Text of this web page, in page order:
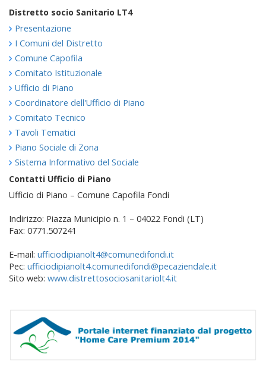
Distretto socio Sanitario LT4
Presentazione
I Comuni del Distretto
Comune Capofila
Comitato Istituzionale
Ufficio di Piano
Coordinatore dell'Ufficio di Piano
Comitato Tecnico
Tavoli Tematici
Piano Sociale di Zona
Sistema Informativo del Sociale
Contatti Ufficio di Piano
Ufficio di Piano – Comune Capofila Fondi
Indirizzo: Piazza Municipio n. 1 – 04022 Fondi (LT)
Fax: 0771.507241
E-mail: ufficiodipianolt4@comunedifondi.it
Pec: ufficiodipianolt4.comunedifondi@pecaziendale.it
Sito web: www.distrettosociosanitariolt4.it